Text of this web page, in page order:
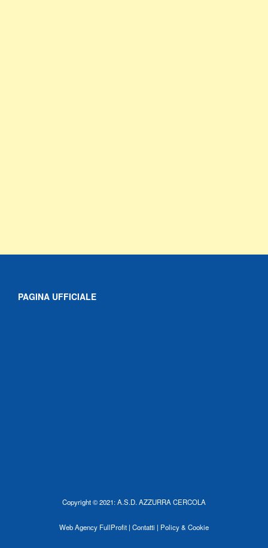
PAGINA UFFICIALE
Copyright © 2021: A.S.D. AZZURRA CERCOLA
Web Agency FullProfit | Contatti | Policy & Cookie